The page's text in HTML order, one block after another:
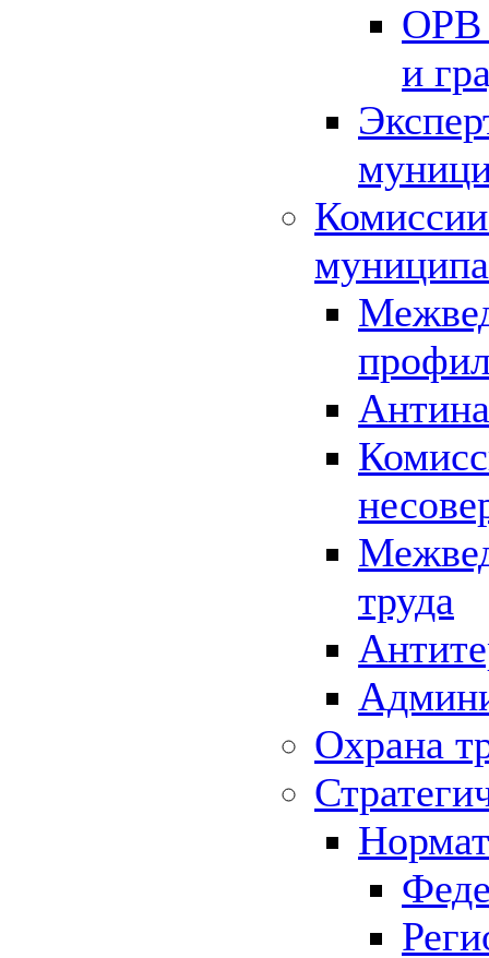
ОРВ
и
труда
Охрана